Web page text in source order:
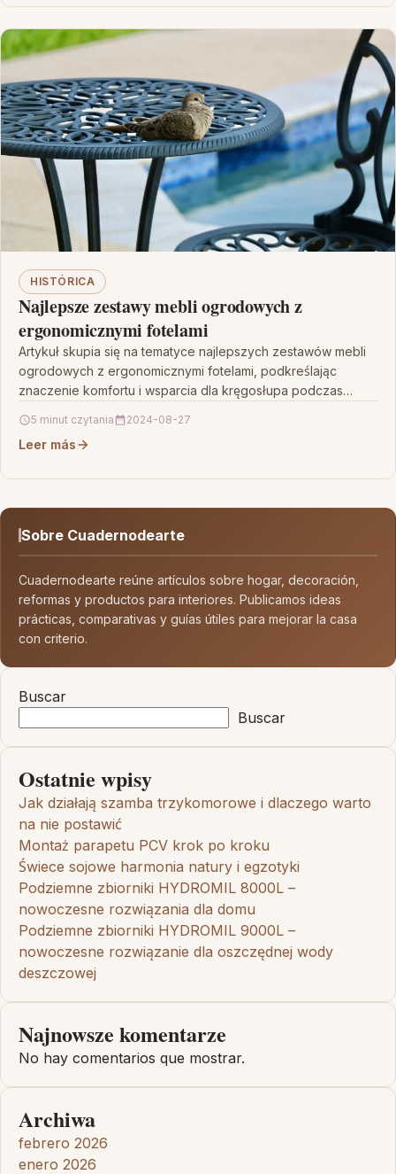
HISTÓRICA
Najlepsze zestawy mebli ogrodowych z
ergonomicznymi fotelami
Artykuł skupia się na tematyce najlepszych zestawów mebli
ogrodowych z ergonomicznymi fotelami, podkreślając
znaczenie komfortu i wsparcia dla kręgosłupa podczas
5 minut czytania 2024-08-27
Leer más
Sobre Cuadernodearte
Cuadernodearte reúne artículos sobre hogar, decoración,
reformas y productos para interiores. Publicamos ideas
prácticas, comparativas y guías útiles para mejorar la casa
con criterio.
Buscar
Buscar
Ostatnie wpisy
Jak działają szamba trzykomorowe i dlaczego warto
na nie postawić
Montaż parapetu PCV krok po kroku
Świece sojowe harmonia natury i egzotyki
Podziemne zbiorniki HYDROMIL 8000L –
nowoczesne rozwiązania dla domu
Podziemne zbiorniki HYDROMIL 9000L –
nowoczesne rozwiązanie dla oszczędnej wody
deszczowej
Najnowsze komentarze
No hay comentarios que mostrar.
Archiwa
febrero 2026
enero 2026